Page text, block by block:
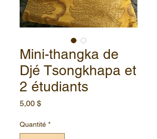
Mini-thangka de
Djé Tsongkhapa et
2 étudiants
5,00 $Prix
Quantité *